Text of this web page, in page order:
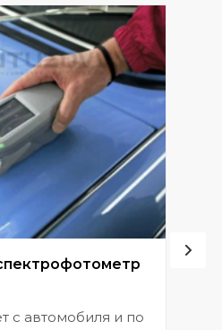
с автомобиля и по